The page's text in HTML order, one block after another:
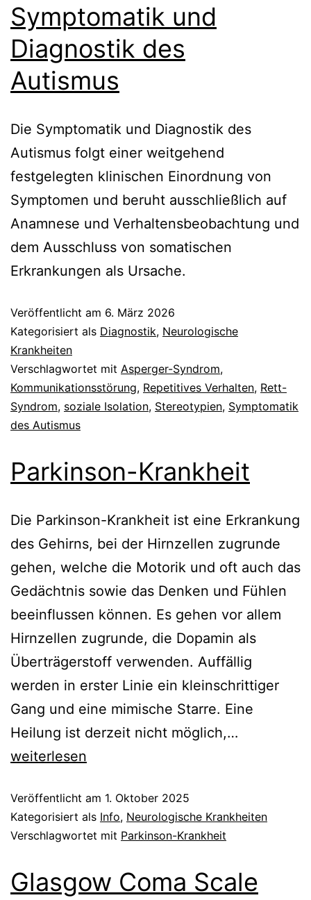
Symptomatik und
Diagnostik des
Autismus
Die Symptomatik und Diagnostik des
Autismus folgt einer weitgehend
festgelegten klinischen Einordnung von
Symptomen und beruht ausschließlich auf
Anamnese und Verhaltensbeobachtung und
dem Ausschluss von somatischen
Erkrankungen als Ursache.
Veröffentlicht am 6. März 2026
Kategorisiert als Diagnostik, Neurologische
Krankheiten
Verschlagwortet mit Asperger-Syndrom,
Kommunikationsstörung, Repetitives Verhalten, Rett-
Syndrom, soziale Isolation, Stereotypien, Symptomatik
des Autismus
Parkinson-Krankheit
Die Parkinson-Krankheit ist eine Erkrankung
des Gehirns, bei der Hirnzellen zugrunde
gehen, welche die Motorik und oft auch das
Gedächtnis sowie das Denken und Fühlen
beeinflussen können. Es gehen vor allem
Hirnzellen zugrunde, die Dopamin als
Überträgerstoff verwenden. Auffällig
werden in erster Linie ein kleinschrittiger
Gang und eine mimische Starre. Eine
Heilung ist derzeit nicht möglich,…
weiterlesen
Veröffentlicht am 1. Oktober 2025
Kategorisiert als Info, Neurologische Krankheiten
Verschlagwortet mit Parkinson-Krankheit
Glasgow Coma Scale